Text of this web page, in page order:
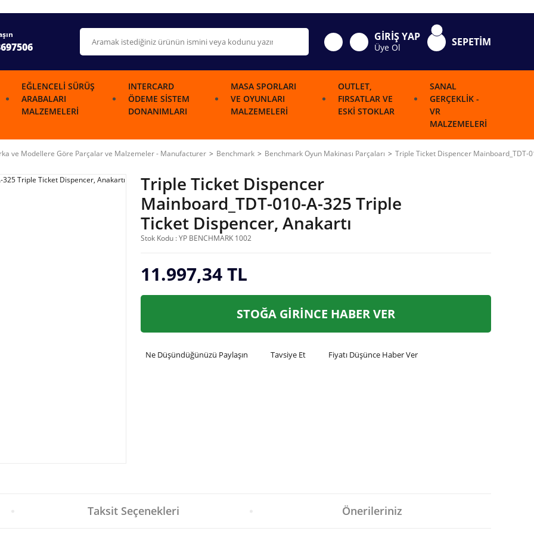
GİRİŞ YAP
Üye Ol SEPETİM
EĞLENCELI SÜRÜŞ
ARABALARI
MALZEMELERI
INTERCARD
ÖDEME SISTEM
DONANIMLARI
MASA SPORLARI
VE OYUNLARI
MALZEMELERI
OUTLET,
FIRSATLAR VE
ESKI STOKLAR
SANAL
GERÇEKLIK -
VR
MALZEMELERI
ve Modellere Göre Parçalar ve Malzemeler - Manufacturer Benchmark Benchmark Oyun Makinası Parçaları Triple Ticket Dispencer Mainboard_TDT-
Triple Ticket Dispencer
Mainboard_TDT-010-A-325 Triple
Ticket Dispencer, Anakartı
Stok Kodu : YP BENCHMARK 1002
11.997,34 TL
STOĞA GİRİNCE HABER VER
Ne Düşündüğünüzü Paylaşın Tavsiye Et Fiyatı Düşünce Haber Ver
Taksit Seçenekleri Önerileriniz